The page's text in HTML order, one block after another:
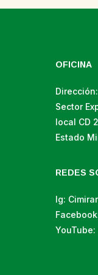
OFICINA
Sector
local CD
Estado
REDES
Ig: